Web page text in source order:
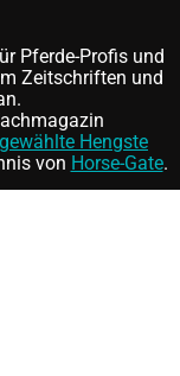
Pferde-Profis und
Zeitschriften und
Hengste
von Horse-Gate.